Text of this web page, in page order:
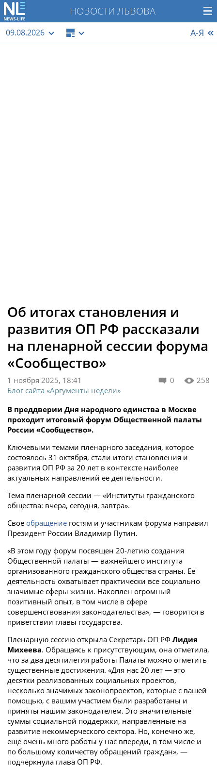
НОВОСТИ ЛЬВОВА
09.08.2026 А-Я
Об итогах становления и
развития ОП РФ рассказали
на пленарной сессии форума
«Сообщество»
0 258
1 ноября 2025, 18:41
Блог сайта «Аргументы недели»
В преддверии Дня народного единства в Москве
проходит итоговый форум Общественной палаты
России «Сообщество».
Ключевыми темами пленарного заседания, которое
состоялось 31 октября, стали итоги становления и
развития ОП РФ за 20 лет в контексте наиболее
актуальных направлений ее деятельности.
Тема пленарной сессии — «Институты гражданского
общества: вчера, сегодня, завтра».
Свое обращение гостям и участникам форума направил
Президент России Владимир Путин.
«В этом году форум посвящен 20-летию создания
Общественной палаты — важнейшего института
организованного гражданского общества страны. Ее
деятельность охватывает практически все социально
значимые сферы жизни. Накоплен огромный
позитивный опыт, в том числе в сфере
совершенствования законодательства», — говорится в
приветствии главы государства.
Пленарную сессию открыла Секретарь ОП РФ Лидия
Михеева. Обращаясь к присутствующим, она отметила,
что за два десятилетия работы Палаты можно отметить
существенные достижения. «Для нас 20 лет — это
десятки реализованных социальных проектов,
несколько значимых законопроектов, которые с вашей
помощью, с вашим участием были разработаны и
приняты нашим законодателем. Это значительные
суммы социальной поддержки, направленные на
развитие некоммерческого сектора. Но, конечно же,
еще очень много работы у нас впереди, в том числе и
по большому количеству обращений граждан», —
подчеркнула глава ОП РФ.